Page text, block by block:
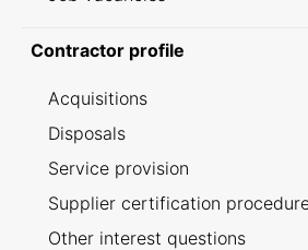
Contractor profile
Acquisitions
Disposals
Service provision
Supplier certification
Other interest questions